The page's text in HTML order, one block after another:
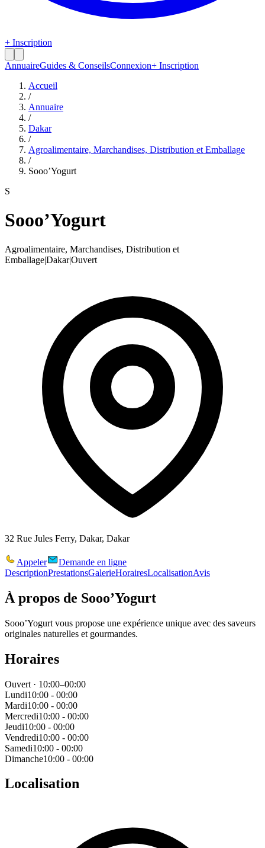
+ Inscription
AnnuaireGuides & ConseilsConnexion+ Inscription
Accueil
/
Annuaire
/
Dakar
/
Agroalimentaire, Marchandises, Distribution et Emballage
/
Sooo’Yogurt
S
Sooo’Yogurt
Agroalimentaire, Marchandises, Distribution et
Emballage|Dakar|Ouvert
32 Rue Jules Ferry, Dakar, Dakar
Appeler
Demande en ligne
DescriptionPrestationsGalerieHorairesLocalisationAvis
À propos de Sooo’Yogurt
Sooo’Yogurt vous propose une expérience unique avec des saveurs
originales naturelles et gourmandes.
Horaires
Ouvert · 10:00–00:00
Lundi10:00 - 00:00
Mardi10:00 - 00:00
Mercredi10:00 - 00:00
Jeudi10:00 - 00:00
Vendredi10:00 - 00:00
Samedi10:00 - 00:00
Dimanche10:00 - 00:00
Localisation